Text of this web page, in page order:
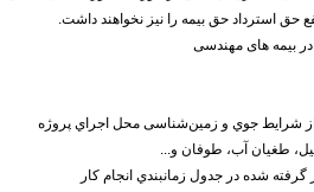
حق استرداد حق بیمه را نیز نخواهند داشت.
بیمه های مهندسی
طغيان آب، طوفان و...